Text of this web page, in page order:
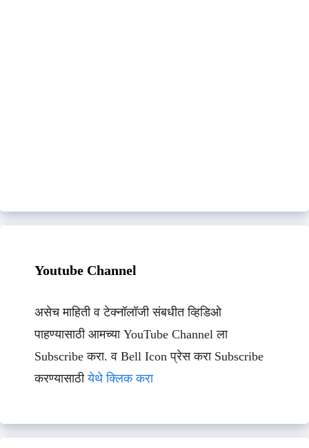
Youtube Channel
असेच माहिती व टेक्नॉलॉजी संबधीत व्हिडिओ
पाहण्यासाठी आमच्या YouTube Channel ला
Subscribe करा. व Bell Icon प्रेस करा Subscribe
करण्यासाठीयेथे क्लिक करा